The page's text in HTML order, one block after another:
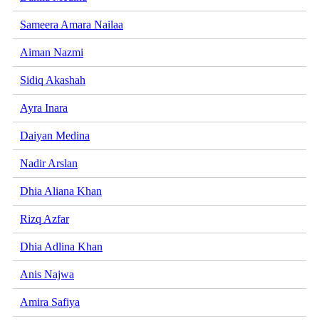
Sameera Amara Nailaa
Aiman Nazmi
Sidiq Akashah
Ayra Inara
Daiyan Medina
Nadir Arslan
Dhia Aliana Khan
Rizq Azfar
Dhia Adlina Khan
Anis Najwa
Amira Safiya